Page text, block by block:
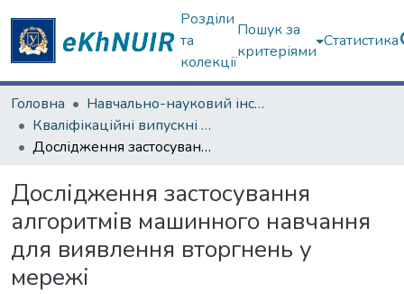
Розділи
та
колекції
Пошук за
критеріями
Статистика
Головна
Навчально-науковий інститут комп'ютерних наук та штучного інтелекту
Кваліфікаційні випускні роботи магістрів. Навчально-науковий інститут комп'ютерних наук та штучного інтелекту
Дослідження застосування алгоритмів машинного навчання для виявлення вторгнень у мережі
Дослідження застосування
алгоритмів машинного навчання
для виявлення вторгнень у
мережі